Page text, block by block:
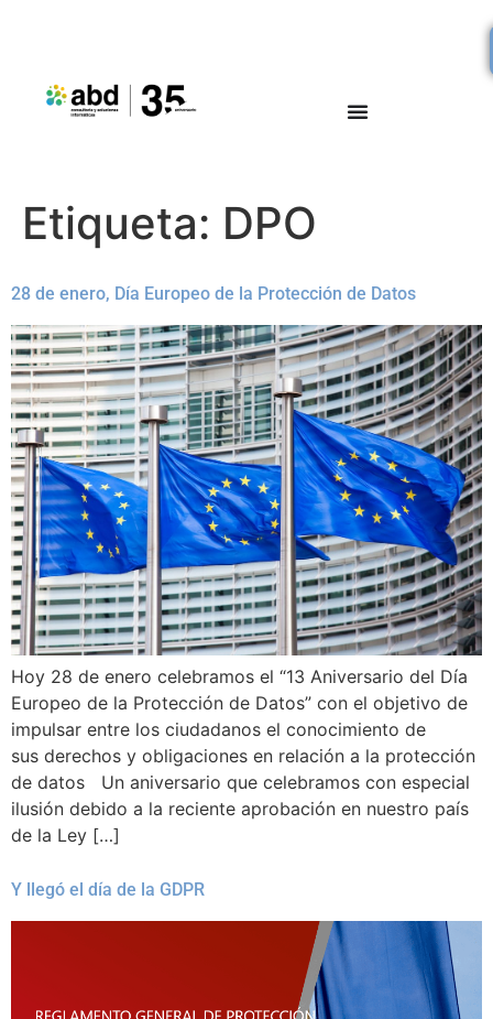
Etiqueta: DPO
28 de enero, Día Europeo de la Protección de Datos
Hoy 28 de enero celebramos el “13 Aniversario del Día
Europeo de la Protección de Datos” con el objetivo de
impulsar entre los ciudadanos el conocimiento de
sus derechos y obligaciones en relación a la protección
de datos Un aniversario que celebramos con especial
ilusión debido a la reciente aprobación en nuestro país
de la Ley […]
Y llegó el día de la GDPR